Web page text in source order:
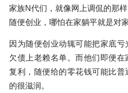
家族N代们，就像网上调侃的那
随便创业，哪怕在家躺平就是对
因为随便创业动辄可能把家底
欠债上老赖名单。而他们即便在
复利，随便给的零花钱可能比
的很滋润。